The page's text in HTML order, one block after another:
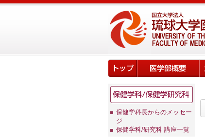
保健学科長からのメッセー
ジ
保健学科/研究科 講座一覧